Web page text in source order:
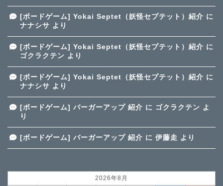
[ボードゲーム] Yokai Septet（妖怪セプテット）紹介 に
ナナシサ より
[ボードゲーム] Yokai Septet（妖怪セプテット）紹介 に
ゴクラクテン より
[ボードゲーム] Yokai Septet（妖怪セプテット）紹介 に
ナナシサ より
[ボードゲーム] バーガーアップ 紹介 に ゴクラクテン よ
り
[ボードゲーム] バーガーアップ 紹介 に 伊藤走 より
2026年8月